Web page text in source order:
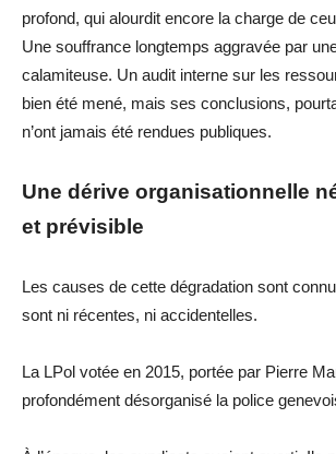
profond, qui alourdit encore la charge de
Une souffrance longtemps aggravée par
calamiteuse. Un audit interne sur les
bien été mené, mais ses conclusions,
n’ont jamais été rendues publiques.
Une dérive organisationnelle
et prévisible
Les causes de cette dégradation sont
sont ni récentes, ni accidentelles.
La LPol votée en 2015, portée par Pierre
profondément désorganisé la police